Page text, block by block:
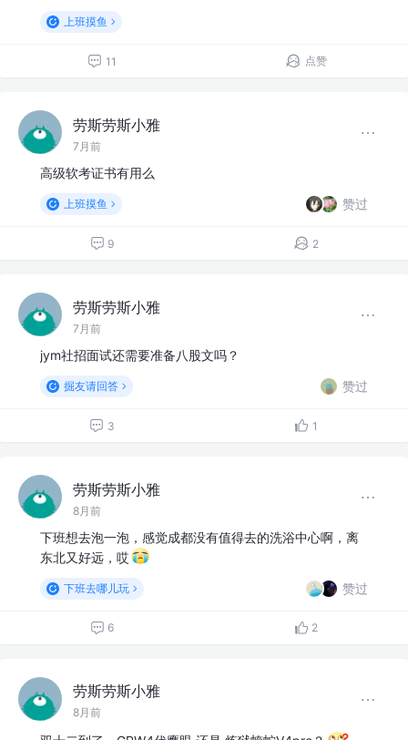
上班摸鱼
11 点赞
劳斯劳斯小雅
7月前
高级软考证书有用么
上班摸鱼 赞过
9 2
劳斯劳斯小雅
7月前
jym社招面试还需要准备八股文吗？
掘友请回答 赞过
3 1
劳斯劳斯小雅
8月前
下班想去泡一泡，感觉成都没有值得去的洗浴中心啊，离
东北又好远，哎
下班去哪儿玩 赞过
6 2
劳斯劳斯小雅
8月前